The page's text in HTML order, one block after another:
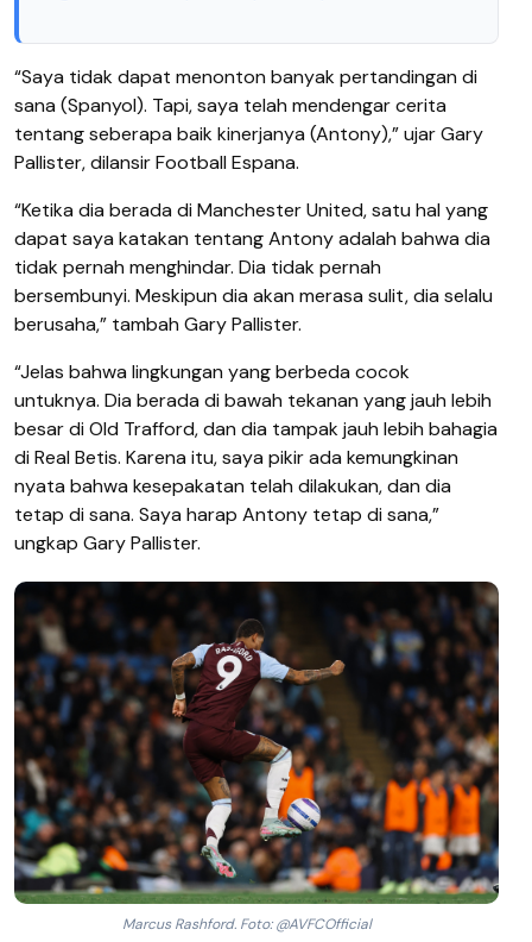
“Saya tidak dapat menonton banyak pertandingan di
sana (Spanyol). Tapi, saya telah mendengar cerita
tentang seberapa baik kinerjanya (Antony),” ujar Gary
Pallister, dilansir Football Espana.
“Ketika dia berada di Manchester United, satu hal yang
dapat saya katakan tentang Antony adalah bahwa dia
tidak pernah menghindar. Dia tidak pernah
bersembunyi. Meskipun dia akan merasa sulit, dia selalu
berusaha,” tambah Gary Pallister.
“Jelas bahwa lingkungan yang berbeda cocok
untuknya. Dia berada di bawah tekanan yang jauh lebih
besar di Old Trafford, dan dia tampak jauh lebih bahagia
di Real Betis. Karena itu, saya pikir ada kemungkinan
nyata bahwa kesepakatan telah dilakukan, dan dia
tetap di sana. Saya harap Antony tetap di sana,”
ungkap Gary Pallister.
Marcus Rashford. Foto: @AVFCOfficial